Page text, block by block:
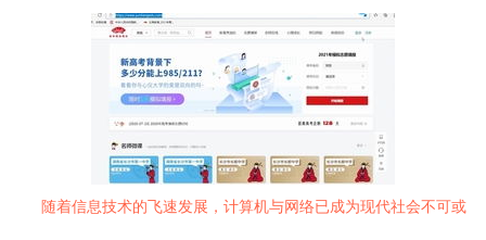
随着信息技术的飞速发展，计算机与网络已成为现代社会不可或